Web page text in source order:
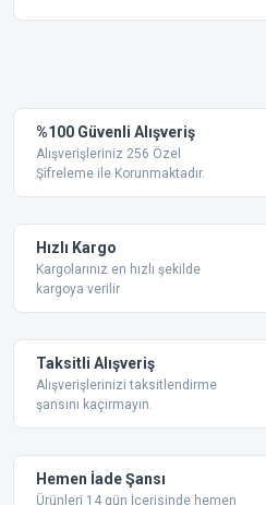
Ürün resmi kalitesiz, bozuk
Ürün açıklamasında eksik
Bu ürüne benzer farklı
%100 Güvenli Alışveriş
Alışverişleriniz 256 Özel
Şifreleme ile Korunmaktadır.
Hızlı Kargo
Kargolarınız en hızlı şekilde
kargoya verilir
Taksitli Alışveriş
Alışverişlerinizi taksitlendirme
şansını kaçırmayın.
Hemen İade Şansı
Ürünleri 14 gün İçerisinde hemen